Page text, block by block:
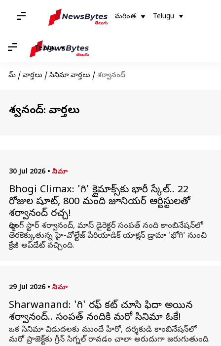
మరింత Telugu
Telugu
హోమ్ / వార్తలు / సినిమా వార్తలు / శర్వానంద్
శర్వానంద్: వార్తలు
30 Jul 2026 • సినిమా
Bhogi Climax: 'భోగి' క్లైమాక్స్‌కు భారీ స్కేల్.. 22
రోజుల షూట్, 800 మంది జూనియర్ ఆర్టిస్టులతో
శర్వానంద్ రచ్చ!
ఛార్మింగ్ స్టార్ శర్వానంద్, మాస్ డైరెక్టర్ సంపత్ నంది కాంబినేషన్‌లో
తెరకెక్కుతున్న హై-వోల్టేజ్ పీరియాడిక్ యాక్షన్ డ్రామా 'భోగి' నుంచి
క్రేజీ అప్‌డేట్ వచ్చింది.
29 Jul 2026 • సినిమా
Sharwanand: 'భోగి' రఫ్ కట్ చూసి ఫిదా అయిన
శర్వానంద్.. సంపత్ నందికి మరో సినిమా ఓకే!
ఒక సినిమా విడుదలకు ముందే హీరో, దర్శకుడి కాంబినేషన్‌లో
మరో ప్రాజెక్ట్‌కు గ్రీన్ సిగ్నల్ రావడం చాలా అరుదుగా జరుగుతుంది.